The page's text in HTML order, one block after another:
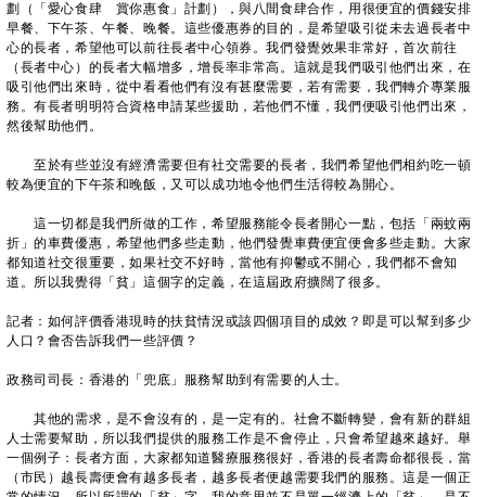
劃（「愛心食肆 賞你惠食」計劃），與八間食肆合作，用很便宜的價錢安排
早餐、下午茶、午餐、晚餐。這些優惠券的目的，是希望吸引從未去過長者中
心的長者，希望他可以前往長者中心領券。我們發覺效果非常好，首次前往
（長者中心）的長者大幅增多，增長率非常高。這就是我們吸引他們出來，在
吸引他們出來時，從中看看他們有沒有甚麼需要，若有需要，我們轉介專業服
務。有長者明明符合資格申請某些援助，若他們不懂，我們便吸引他們出來，
然後幫助他們。
至於有些並沒有經濟需要但有社交需要的長者，我們希望他們相約吃一頓
較為便宜的下午茶和晚飯，又可以成功地令他們生活得較為開心。
這一切都是我們所做的工作，希望服務能令長者開心一點，包括「兩蚊兩
折」的車費優惠，希望他們多些走動，他們發覺車費便宜便會多些走動。大家
都知道社交很重要，如果社交不好時，當他有抑鬱或不開心，我們都不會知
道。所以我覺得「貧」這個字的定義，在這屆政府擴闊了很多。
記者：如何評價香港現時的扶貧情況或該四個項目的成效？即是可以幫到多少
人口？會否告訴我們一些評價？
政務司司長：香港的「兜底」服務幫助到有需要的人士。
其他的需求，是不會沒有的，是一定有的。社會不斷轉變，會有新的群組
人士需要幫助，所以我們提供的服務工作是不會停止，只會希望越來越好。舉
一個例子：長者方面，大家都知道醫療服務很好，香港的長者壽命都很長，當
（市民）越長壽便會有越多長者，越多長者便越需要我們的服務。這是一個正